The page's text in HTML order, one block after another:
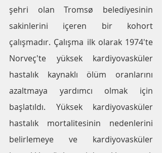
şehri olan Tromsø belediyesinin
sakinlerini içeren bir kohort
çalışmadır. Çalışma ilk olarak 1974'te
Norveç'te yüksek kardiyovasküler
hastalık kaynaklı ölüm oranlarını
azaltmaya yardımcı olmak için
başlatıldı. Yüksek kardiyovasküler
hastalık mortalitesinin nedenlerini
belirlemeye ve kardiyovasküler